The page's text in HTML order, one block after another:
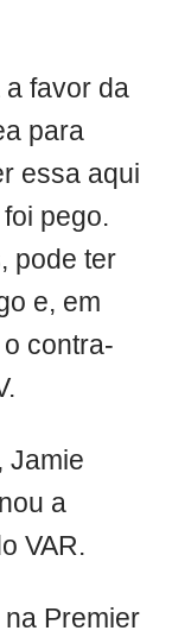
a favor da
para
essa aqui
pego.
pode ter
e, em
contra-
Jamie
a
VAR.
Premier